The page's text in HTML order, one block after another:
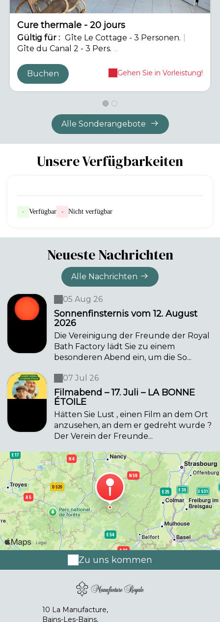
Cure thermale - 20 jours
Gültig für : Gîte Le Cottage - 3 Personen.
Gîte du Canal 2 - 3 Pers. ...
Buchen Gehen Sie in Vorleistung!
Alle Sonderangebote
Unsere Verfügbarkeiten
- Verfügbar - Nicht verfügbar
Neueste Nachrichten
Alle Nachrichten
05 Aug 26
Sonnenfinsternis vom 12. August
2026
Die Vereinigung der Freunde der Royal
Bath Factory lädt Sie zu einem
besonderen Abend ein, um die So...
07 Jul 26
Filmabend – 17. Juli – LA BONNE
ÉTOILE
Hätten Sie Lust , einen Film an dem Ort
anzusehen, an dem er gedreht wurde ?
Der Verein der Freunde...
Zu uns kommen
10 La Manufacture,
Bains-Les-Bains,